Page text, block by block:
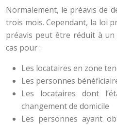
Normalement, le préavis de
trois mois. Cependant, la loi
préavis peut être réduit à un
cas pour :
Les locataires en zone
Les personnes
Les locataires dont
changement de domicile
Les personnes ayant